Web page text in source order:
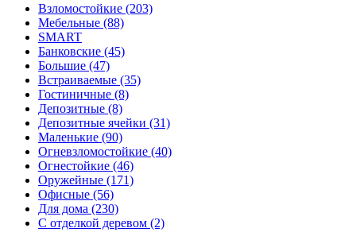
Взломостойкие (203)
Мебельные (88)
SMART
Банковские (45)
Большие (47)
Встраиваемые (35)
Гостиничные (8)
Депозитные (8)
Депозитные ячейки (31)
Маленькие (90)
Огневзломостойкие (40)
Огнестойкие (46)
Оружейные (171)
Офисные (56)
Для дома (230)
С отделкой деревом (2)